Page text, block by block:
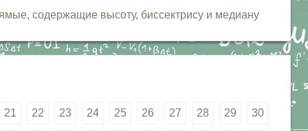
содержащие высоту, биссектрису и медиану
21 22 23 24 25 26 27 28 29 30